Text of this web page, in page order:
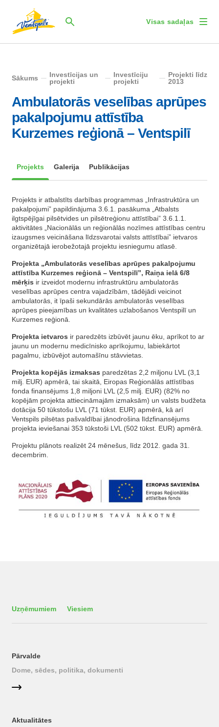
Visas sadaļas
Sākums
Investīcijas un
projekti
Investīciju
projekti
Projekti līdz
2013
Ambulatorās veselības aprūpes
pakalpojumu attīstība
Kurzemes reģionā – Ventspilī
Projekts Galerija Publikācijas
Projekts ir atbalstīts darbības programmas „Infrastruktūra un
pakalpojumi” papildinājuma 3.6.1. pasākuma „Atbalsts
ilgtspējīgai pilsētvides un pilsētreģionu attīstībai” 3.6.1.1.
aktivitātes „Nacionālās un reģionālās nozīmes attīstības centru
izaugsmes veicināšana līdzsvarotai valsts attīstībai” ietvaros
organizētajā ierobežotajā projektu iesniegumu atlasē.
Projekta „Ambulatorās veselības aprūpes pakalpojumu
attīstība Kurzemes reģionā – Ventspilī”, Raiņa ielā 6/8
mērķis ir izveidot modernu infrastruktūru ambulatorās
veselības aprūpes centra vajadzībām, tādējādi veicinot
ambulatorās, it īpaši sekundārās ambulatorās veselības
aprūpes pieejamības un kvalitātes uzlabošanos Ventspilī un
Kurzemes reģionā.
Projekta ietvaros ir paredzēts izbūvēt jaunu ēku, aprīkot to ar
jaunu un modernu medicīnisko aprīkojumu, labiekārtot
pagalmu, izbūvējot automašīnu stāvvietas.
Projekta kopējās izmaksas paredzētas 2,2 miljonu LVL (3,1
milj. EUR) apmērā, tai skaitā, Eiropas Reģionālās attīstības
fonda finansējums 1,8 miljoni LVL (2,5 milj. EUR) (82% no
kopējām projekta attiecināmajām izmaksām) un valsts budžeta
dotācija 50 tūkstošu LVL (71 tūkst. EUR) apmērā, kā arī
Ventspils pilsētas pašvaldībai jānodrošina līdzfinansējums
projekta ieviešanai 353 tūkstoši LVL (502 tūkst. EUR) apmērā.
Projektu plānots realizēt 24 mēnešus, līdz 2012. gada 31.
decembrim.
Uzņēmumiem Viesiem
Pārvalde
Dome, sēdes, politika, dokumenti
Aktualitātes